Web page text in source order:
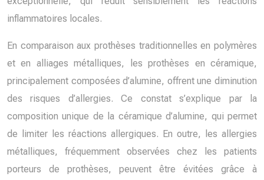
inflammatoires locales.
En comparaison aux prothèses traditionnelles en polymères
et en alliages métalliques, les prothèses en céramique,
principalement composées d’alumine, offrent une diminution
des risques d’allergies. Ce constat s’explique par la
composition unique de la céramique d’alumine, qui permet
de limiter les réactions allergiques. En outre, les allergies
métalliques, fréquemment observées chez les patients
porteurs de prothèses, peuvent être évitées grâce à